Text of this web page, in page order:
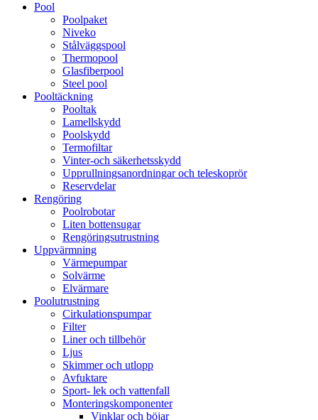
Pool
Poolpaket
Niveko
Stålväggspool
Thermopool
Glasfiberpool
Steel pool
Pooltäckning
Pooltak
Lamellskydd
Poolskydd
Termofiltar
Vinter-och säkerhetsskydd
Upprullningsanordningar och teleskoprör
Reservdelar
Rengöring
Poolrobotar
Liten bottensugar
Rengöringsutrustning
Uppvärmning
Värmepumpar
Solvärme
Elvärmare
Poolutrustning
Cirkulationspumpar
Filter
Liner och tillbehör
Ljus
Skimmer och utlopp
Avfuktare
Sport- lek och vattenfall
Monteringskomponenter
Vinklar och böjar